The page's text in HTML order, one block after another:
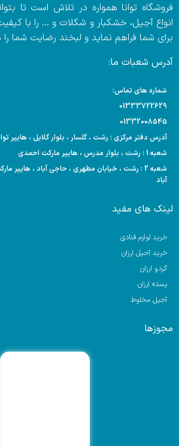
فروشگاه توانا همواره در تلاش است تا
انواع آجیل، خشکبار و شکلات و … را با
برای شما فراهم نماید و لبخند رضایت شما
آدرس شعبات ما:
شماره های تماس:
01333722629
01332008545
آدرس دفتر مرکزی : رشت ، گلسار ، بلوار گلایل ، هایپر
شعبه 1 : رشت ، بلوار مدرس ، هایپر مارکت احمدی
شعبه 2 : رشت ، خیابان مطهری ، حاجی آباد ،
آباد
لینک های مفید
خرید لوازم قنادی
خرید آجیل ارزان
گردو ارزان
پسته ارزان
آجیل مخلوط
مجوزها